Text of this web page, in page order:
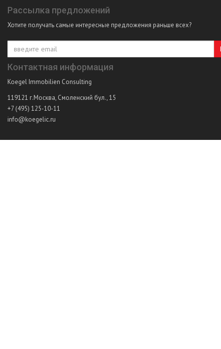
Рассылка предложений
Хотите получать самые интересные предложения раньше всех?
Контактная информация
Koegel Immobilien Consulting
119121 г.Москва, Смоленский бул., 15
+7 (495) 125-10-11
info@koegelic.ru